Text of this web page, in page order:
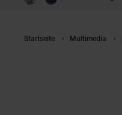
Startseite Multimedia